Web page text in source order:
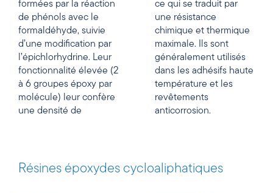
formées par la réaction
de phénols avec le
formaldéhyde, suivie
d’une modification par
l’épichlorhydrine. Leur
fonctionnalité élevée (2
à 6 groupes époxy par
molécule) leur confère
une densité de
ce qui se traduit par
une résistance
chimique et thermique
maximale. Ils sont
généralement utilisés
dans les adhésifs haute
température et les
revêtements
anticorrosion.
Résines époxydes cycloaliphatiques